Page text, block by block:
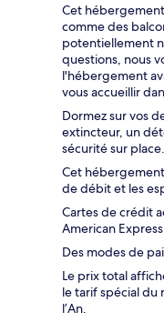
Cet
comme des
potentiellement
questions, nous
l'hébergement
vous accueillir
Dormez sur vos
extincteur, un
sécurité sur place.
Cet
de débit et les
Cartes de crédit
American
Des modes de
Le prix total
le tarif spécial du
l’An.